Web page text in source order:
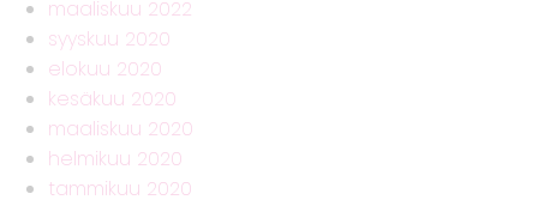
maaliskuu 2022
syyskuu 2020
elokuu 2020
kesäkuu 2020
maaliskuu 2020
helmikuu 2020
tammikuu 2020